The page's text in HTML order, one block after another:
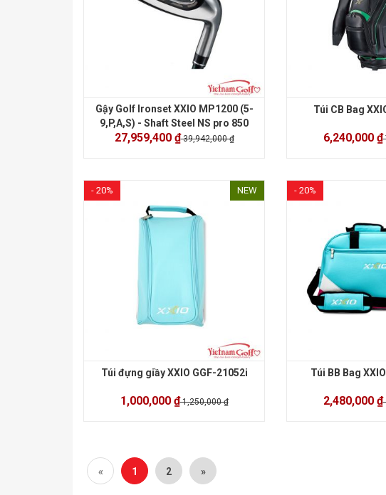
Gậy Golf Ironset XXIO MP1200 (5-
9,P,A,S) - Shaft Steel NS pro 850
27,959,400 ₫39,942,000 ₫
Túi CB Bag
6,240,000 ₫
- 20% NEW
Túi đựng giầy XXIO GGF-21052i
1,000,000 ₫1,250,000 ₫
- 20%
Túi BB Bag
2,480,000 ₫
« 1 2 »